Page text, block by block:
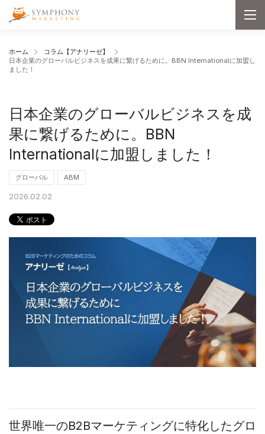
メインコンテンツへ移動
メ
開
ホーム
コラム【アナリーゼ】
日本企業のグローバルビジネスを成果に繋げるために。BBN Internationalに加盟し
ました！
日本企業のグローバルビジネスを成
果に繋げるために。BBN
Internationalに加盟しました！
グローバル ABM
2026.02.02
世界唯一のB2Bマーケティングに特化したグロ